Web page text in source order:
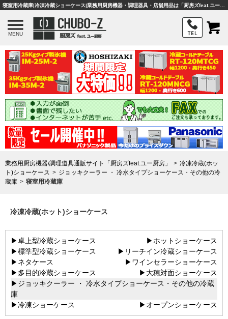
MENU
業務用厨房機器/調理道具通販サイト「厨房ズfeat.ユー厨房」
冷凍冷蔵(ホッ
ト)ショーケース
ジョッキクーラー ・ 冷水タイプショーケース・その他の冷
蔵庫
寝室用冷蔵庫
冷凍冷蔵(ホット)ショーケース
▶卓上型冷蔵ショーケース
▶ホットショーケース
▶標準型冷蔵ショーケース
▶リーチイン冷蔵ショーケース
▶ネタケース
▶ワインセラーショーケース
▶多目的冷蔵ショーケース
▶大穂対面ショーケース
▶ジョッキクーラー ・ 冷水タイプショーケース・その他の冷蔵
庫
▶冷凍ショーケース
▶オープンショーケース